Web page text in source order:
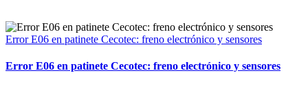
Error E06 en patinete Cecotec: freno electrónico y sensores
Error E06 en patinete Cecotec: freno electrónico y sensores